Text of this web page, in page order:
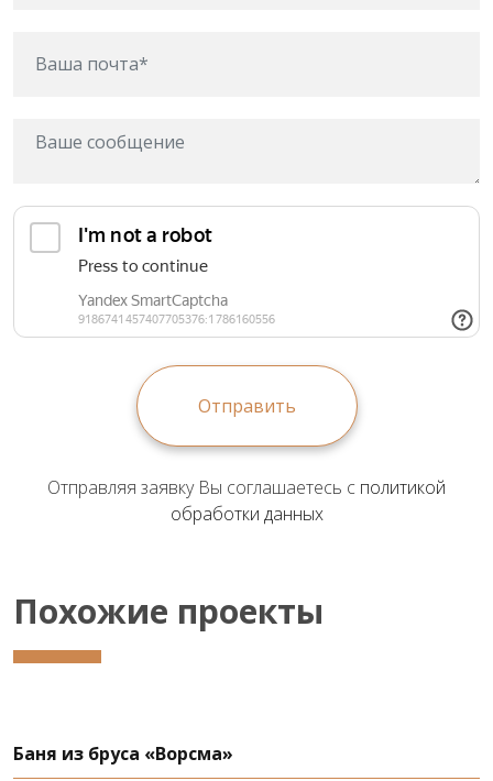
Отправить
Отправляя заявку Вы соглашаетесь с политикой
обработки данных
Похожие проекты
Баня из бруса «Ворсма»